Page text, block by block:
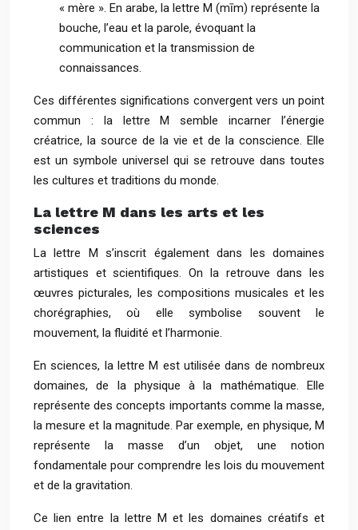
« mère ». En arabe, la lettre M (mīm) représente la
bouche, l’eau et la parole, évoquant la
communication et la transmission de
connaissances.
Ces différentes significations convergent vers un point
commun : la lettre M semble incarner l’énergie
créatrice, la source de la vie et de la conscience. Elle
est un symbole universel qui se retrouve dans toutes
les cultures et traditions du monde.
La lettre M dans les arts et les
sciences
La lettre M s’inscrit également dans les domaines
artistiques et scientifiques. On la retrouve dans les
œuvres picturales, les compositions musicales et les
chorégraphies, où elle symbolise souvent le
mouvement, la fluidité et l’harmonie.
En sciences, la lettre M est utilisée dans de nombreux
domaines, de la physique à la mathématique. Elle
représente des concepts importants comme la masse,
la mesure et la magnitude. Par exemple, en physique, M
représente la masse d’un objet, une notion
fondamentale pour comprendre les lois du mouvement
et de la gravitation.
Ce lien entre la lettre M et les domaines créatifs et